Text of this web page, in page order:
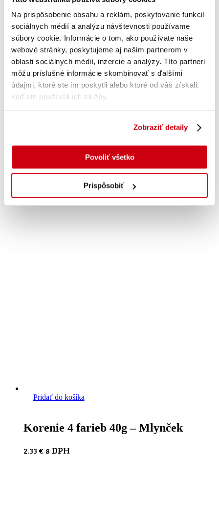
Na prispôsobenie obsahu a reklám, poskytovanie funkcií
sociálnych médií a analýzu návštevnosti používame
súbory cookie. Informácie o tom, ako používate naše
webové stránky, poskytujeme aj našim partnerom v
oblasti sociálnych médií, inzercie a analýzy. Títo partneri
môžu príslušné informácie skombinovať s ďalšími
údajmi, ktoré ste im poskytli alebo ktoré od vás získali,
keď ste používali ich služby.
Zobraziť detaily
Povoliť všetko
Prispôsobiť
Provensálske bylinky 15g
Pridať do košíka
Korenie 4 farieb 40g – Mlynček
2.33 € s DPH